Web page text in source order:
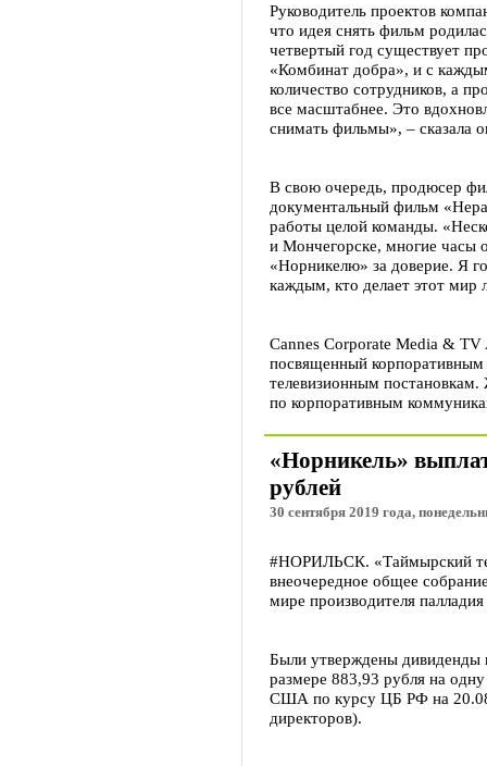
Руководитель проектов
что идея снять фильм
четвертый год существует
«Комбинат добра», и с
количество сотрудников, а
все масштабнее. Это
снимать фильмы», – сказала
В свою очередь, продюсер
документальный фильм
работы целой команды.
и Мончегорске, многие часы
«Норникелю» за доверие. Я
каждым, кто делает этот мир
Cannes Corporate Media &
посвященный
телевизионным
по корпоративным
«Норникель»
рублей
30 сентября 2019 года,
#НОРИЛЬСК. «Таймырский
внеочередное общее
мире производителя
Были утверждены дивиденды
размере 883,93 рубля на
США по курсу ЦБ РФ на
директоров).